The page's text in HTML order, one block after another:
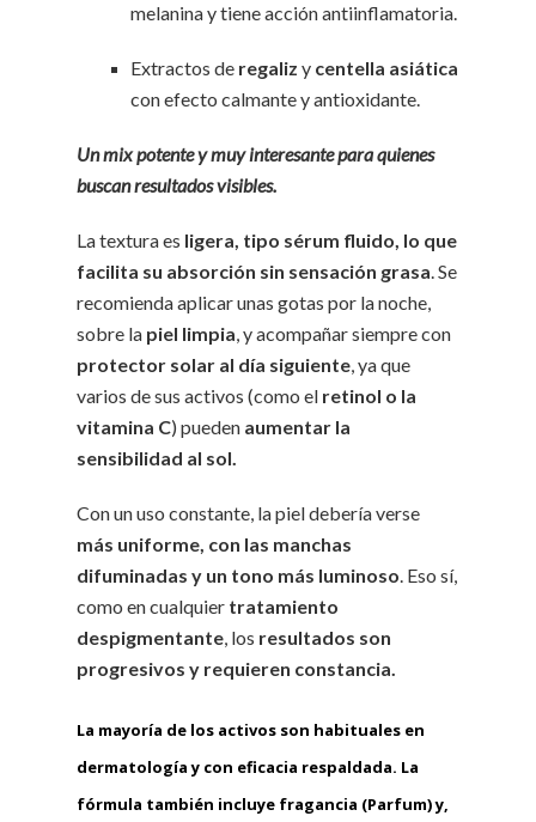
melanina y tiene acción antiinflamatoria.
Extractos de regaliz y centella asiática
con efecto calmante y antioxidante.
Un mix potente y muy interesante para quienes
buscan resultados visibles.
La textura es ligera, tipo sérum fluido, lo que
facilita su absorción sin sensación grasa. Se
recomienda aplicar unas gotas por la noche,
sobre la piel limpia, y acompañar siempre con
protector solar al día siguiente, ya que
varios de sus activos (como el retinol o la
vitamina C) pueden aumentar la
sensibilidad al sol.
Con un uso constante, la piel debería verse
más uniforme, con las manchas
difuminadas y un tono más luminoso. Eso sí,
como en cualquier tratamiento
despigmentante, los resultados son
progresivos y requieren constancia.
La mayoría de los activos son habituales en
dermatología y con eficacia respaldada. La
fórmula también incluye fragancia (Parfum)y,